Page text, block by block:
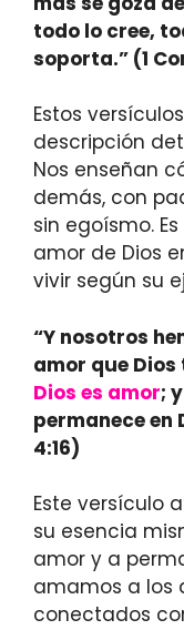
todo lo cree,
soporta.” (1
Estos
descripción
Nos enseñan
demás, con
sin egoísmo.
amor de Dios
vivir según su
“Y nosotros
amor que
Dios es amor;
permanece en
4:16)
Este versículo
su esencia
amor y a
amamos a los
conectados